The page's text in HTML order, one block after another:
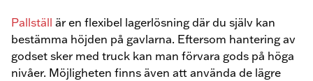
Pallställ är en flexibel lagerlösning där du själv kan
bestämma höjden på gavlarna. Eftersom hantering av
godset sker med truck kan man förvara gods på höga
nivåer. Möjligheten finns även att använda de lägre